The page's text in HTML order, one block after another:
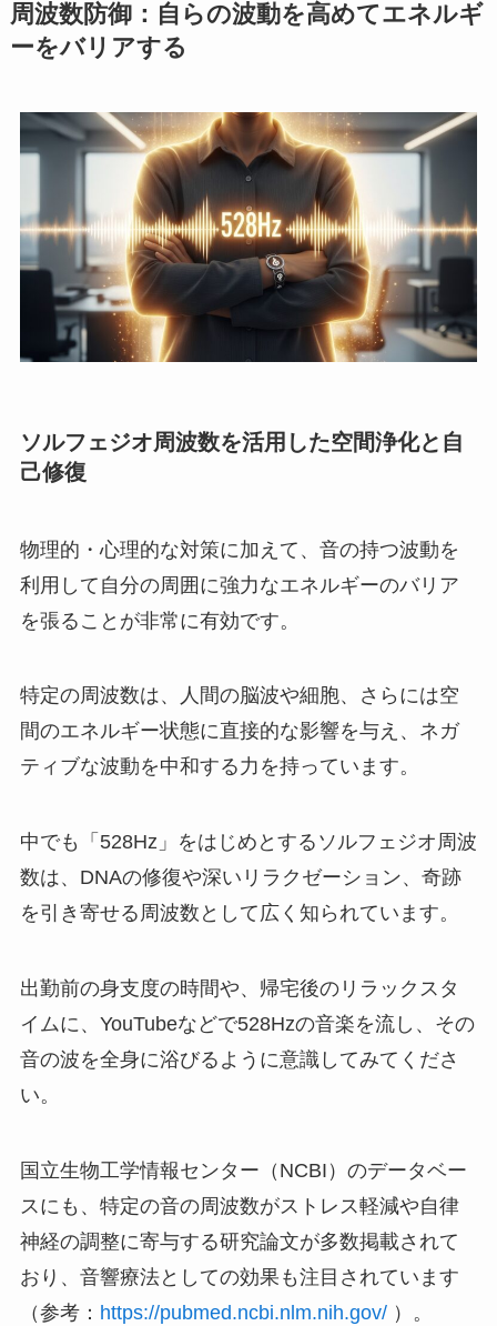
周波数防御：自らの波動を高めてエネルギ
ーをバリアする
ソルフェジオ周波数を活用した空間浄化と自
己修復
物理的・心理的な対策に加えて、音の持つ波動を
利用して自分の周囲に強力なエネルギーのバリア
を張ることが非常に有効です。
特定の周波数は、人間の脳波や細胞、さらには空
間のエネルギー状態に直接的な影響を与え、ネガ
ティブな波動を中和する力を持っています。
中でも「528Hz」をはじめとするソルフェジオ周波
数は、DNAの修復や深いリラクゼーション、奇跡
を引き寄せる周波数として広く知られています。
出勤前の身支度の時間や、帰宅後のリラックスタ
イムに、YouTubeなどで528Hzの音楽を流し、その
音の波を全身に浴びるように意識してみてくださ
い。
国立生物工学情報センター（NCBI）のデータベー
スにも、特定の音の周波数がストレス軽減や自律
神経の調整に寄与する研究論文が多数掲載されて
おり、音響療法としての効果も注目されています
（参考： https://pubmed.ncbi.nlm.nih.gov/）。